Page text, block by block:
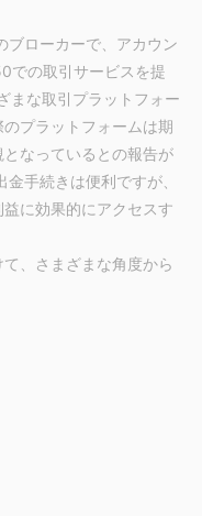
ブローカーで、アカウン
での取引サービスを提
まな取引プラットフォー
プラットフォームは期
なっているとの報告が
手続きは便利ですが、
に効果的にアクセスす
、さまざまな角度から
徴を包括的に把握する
最低入金額（€250か
に合った口座を選ぶこ